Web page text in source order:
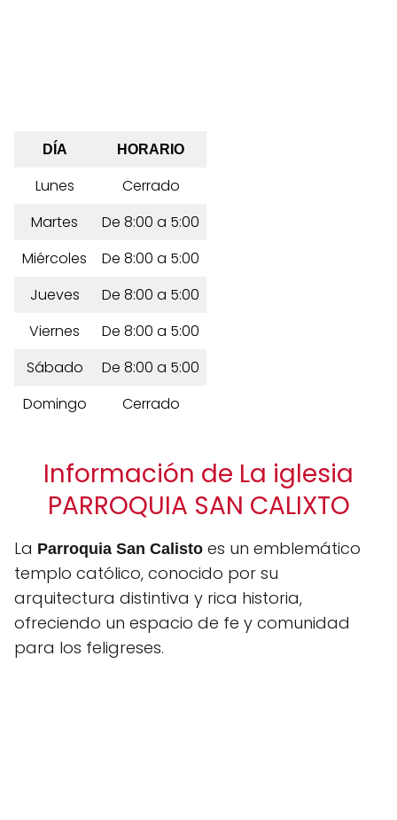
DÍA HORARIO
Lunes
Cerrado
Martes
De 8:00 a 5:00
Miércoles
De 8:00 a 5:00
Jueves
De 8:00 a 5:00
Viernes
De 8:00 a 5:00
Sábado
De 8:00 a 5:00
Domingo
Cerrado
Información de La iglesia
PARROQUIA SAN CALIXTO
La Parroquia San Calisto es un emblemático
templo católico, conocido por su
arquitectura distintiva y rica historia,
ofreciendo un espacio de fe y comunidad
para los feligreses.